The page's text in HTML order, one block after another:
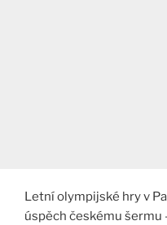
Letní olympijské hry v
úspěch českému šermu